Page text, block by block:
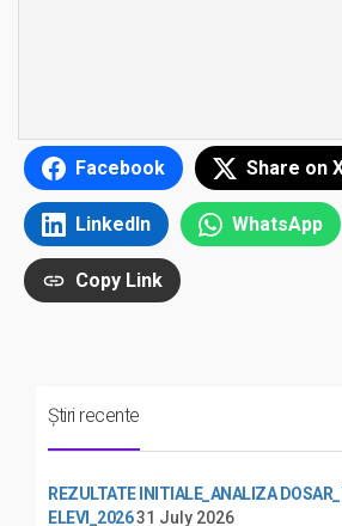
Facebook Share on
LinkedIn WhatsApp
Copy Link
Știri recente
REZULTATE INITIALE_ANALIZA
ELEVI_202631 July 2026